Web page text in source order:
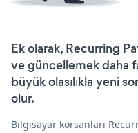
Ek olarak, Recurring
ve güncellemek daha
büyük olasılıkla yeni
olur.
Bilgisayar korsanları